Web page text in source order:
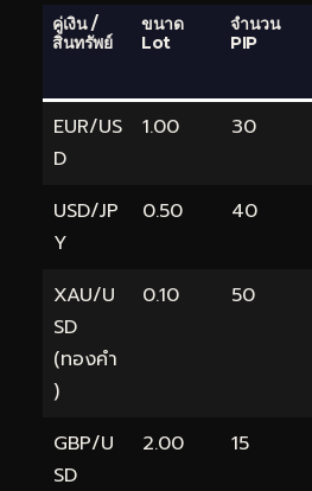
คู่เงิน /
สินทรัพย์
ขนาด
Lot
จำนวน
PIP
EUR/US
D
1.00 30
USD/JP
Y
0.50 40
XAU/U
SD
(ทองคำ
)
0.10 50
GBP/U
SD
2.00 15